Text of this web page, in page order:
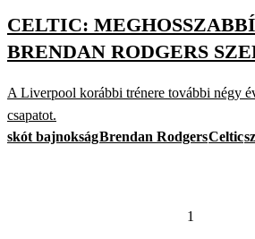
CELTIC:
BRENDAN RODGERS
A Liverpool korábbi trénere további négy
csapatot.
skót bajnokságBrendan RodgersCeltic
1